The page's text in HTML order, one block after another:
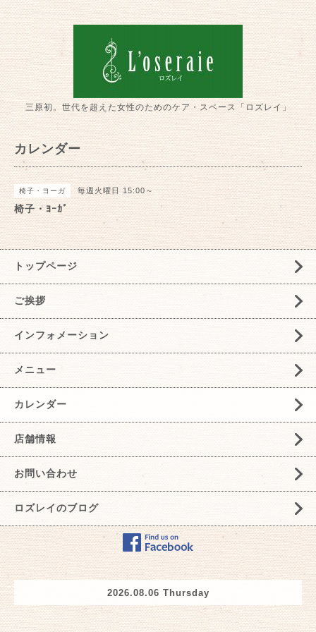
三原初。世代を超えた女性のためのケア・スペース「ロズレイ」
カレンダー
椅子・ヨーガ 毎週火曜日 15:00～
椅子・ﾖｰｶﾞ
トップページ
ご挨拶
インフォメーション
メニュー
カレンダー
店舗情報
お問い合わせ
ロズレイのブログ
2026.08.06 Thursday